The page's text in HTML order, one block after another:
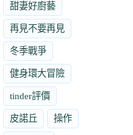
甜妻好廚藝
再見不要再見
冬季戰爭
健身環大冒險
tinder評價
皮諾丘 操作